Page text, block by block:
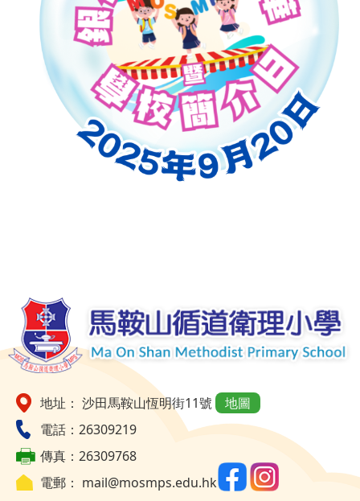
地址： 沙田馬鞍山恆明街11號
地圖
電話：26309219
傳真：26309768
電郵： mail@mosmps.edu.hk